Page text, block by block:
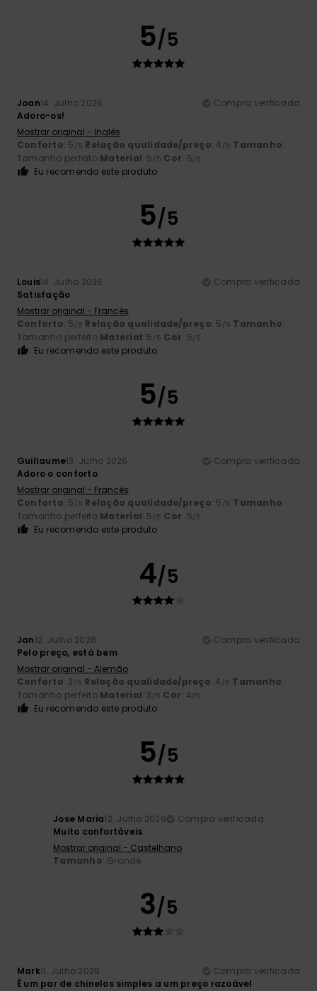
5/5
Joan14. Julho 2026
Compra verificada
Adoro-os!
Mostrar original - Inglês
Conforto: 5 /5 Relação qualidade/preço: 4 /5 Tamanho:
Tamanho perfeito Material: 5 /5 Cor: 5/5
Eu recomendo este produto
5/5
Louis14. Julho 2026
Compra verificada
Satisfação
Mostrar original - Francês
Conforto: 5 /5 Relação qualidade/preço: 5 /5 Tamanho:
Tamanho perfeito Material: 5 /5 Cor: 5/5
Eu recomendo este produto
5/5
Guillaume13. Julho 2026
Compra verificada
Adoro o conforto
Mostrar original - Francês
Conforto: 5 /5 Relação qualidade/preço: 5 /5 Tamanho:
Tamanho perfeito Material: 5 /5 Cor: 5/5
Eu recomendo este produto
4/5
Jan12. Julho 2026
Compra verificada
Pelo preço, está bem
Mostrar original - Alemão
Conforto: 3 /5 Relação qualidade/preço: 4 /5 Tamanho:
Tamanho perfeito Material: 3 /5 Cor: 4/5
Eu recomendo este produto
5/5
Jose Maria12. Julho 2026
Compra verificada
Muito confortáveis
Mostrar original - Castelhano
Tamanho: Grande
3/5
Mark11. Julho 2026
Compra verificada
É um par de chinelos simples a um preço razoável